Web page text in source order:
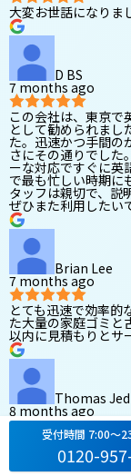
大変お世話になりま
D BS
7 months ago
この会社は、東京で
として勧められまし
た。迅速かつ手間の
さにその通りでした
ーな対応ですぐに英
で最も忙しい時期に
タッフは親切で、説
ぜひまた利用したい
Brian Lee
7 months ago
とても迅速で効率的
た大量の家庭ゴミと
以内に見積もりとサ
Thomas
8 months ago
ウェブサイトを見
に藤沢まで来てく
ェッショナルでした
受付時間 7:00〜
0120-